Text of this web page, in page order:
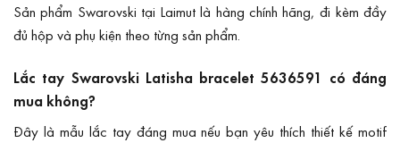
Sản phẩm Swarovski tại Laimut là hàng chính hãng, đi kèm đầy
đủ hộp và phụ kiện theo từng sản phẩm.
Lắc tay Swarovski Latisha bracelet 5636591 có đáng
mua không?
Đây là mẫu lắc tay đáng mua nếu bạn yêu thích thiết kế motif